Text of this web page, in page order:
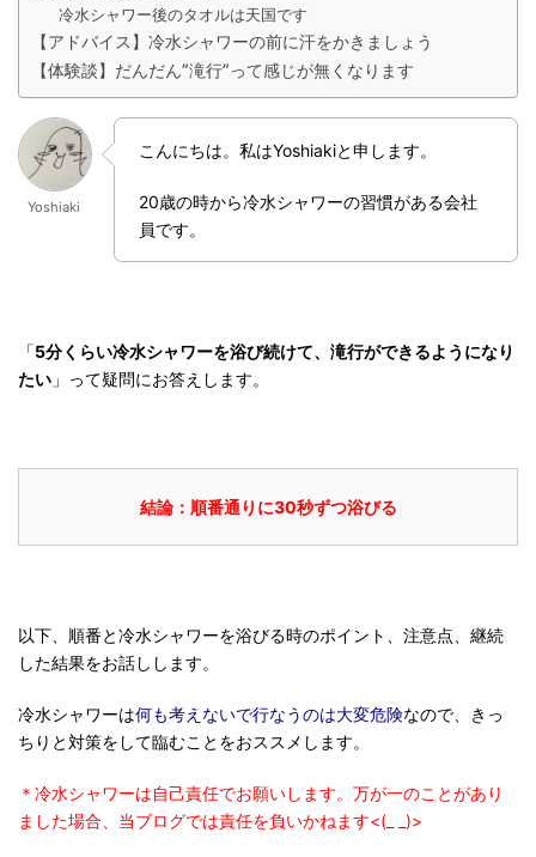
冷水シャワー後のタオルは天国です
【アドバイス】冷水シャワーの前に汗をかきましょう
【体験談】だんだん”滝行”って感じが無くなります
Yoshiaki
こんにちは。私はYoshiakiと申します。
20歳の時から冷水シャワーの習慣がある会社
員です。
「5分くらい冷水シャワーを浴び続けて、滝行ができるようになり
たい 」って疑問にお答えします。
結論：順番通りに30秒ずつ浴びる
以下、順番と冷水シャワーを浴びる時のポイント、注意点、継続
した結果をお話しします。
冷水シャワーは何も考えないで行なうのは大変危険なので、きっ
ちりと対策をして臨むことをおススメします。
＊冷水シャワーは自己責任でお願いします。万が一のことがあり
ました場合、当ブログでは責任を負いかねます<(_ _)>